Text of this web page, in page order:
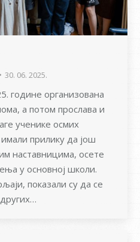
30. 06. 2025.
године организована
а потом прослава и
ученике осмих
прилику да још
наставницима, осете
у основној школи.
показали су да се